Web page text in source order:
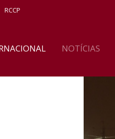
RCCP
NOTÍCIAS